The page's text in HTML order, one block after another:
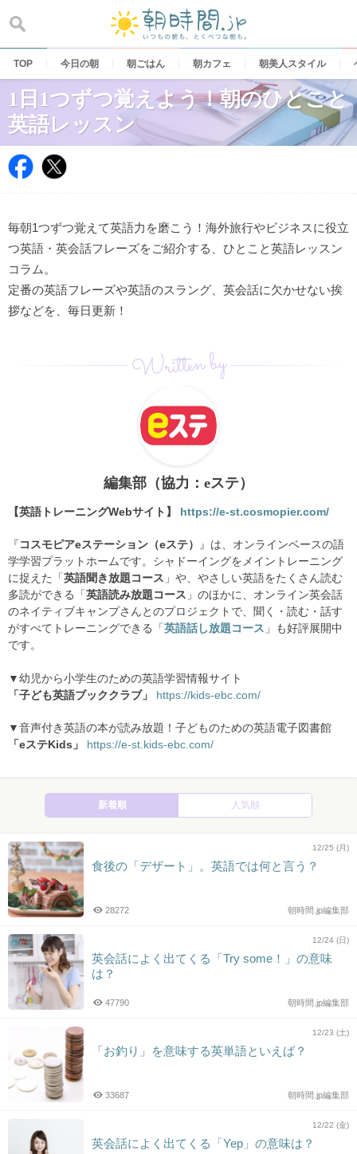
content
TOP 今日の朝 朝ごはん 朝カフェ 朝美人スタイル
1日1つずつ覚えよう！朝のひとこと
英語レッスン
毎朝1つずつ覚えて英語力を磨こう！海外旅行やビジネスに役立
つ英語・英会話フレーズをご紹介する、ひとこと英語レッスン
コラム。
定番の英語フレーズや英語のスラング、英会話に欠かせない挨
拶などを、毎日更新！
Written by
編集部（協力：eステ）
【英語トレーニングWebサイト】 https://e-st.cosmopier.com/
『 コスモピアeステーション（eステ）
』は、オンラインベースの語
学学習プラットホームです。シャドーイングをメイントレーニング
に捉えた「 英語聞き放題コース 」や、やさしい英語をたくさん読む
多読ができる「 英語読み放題コース 」のほかに、オンライン英会話
のネイティブキャンプさんとのプロジェクトで、聞く・読む・話す
がすべてトレーニングできる「 英語話し放題コース 」も好評展開中
です。
▼幼児から小学生のための英語学習情報サイト
「子ども英語ブッククラブ」 https://kids-ebc.com/
▼音声付き英語の本が読み放題！子どものための英語電子図書館
「eステKids」
https://e-st.kids-ebc.com/
新着順 人気順
12/25 (月)
食後の「デザート」。英語では何と言う？
朝時間.jp編集部
28272
12/24 (日)
英会話によく出てくる「Try some！」の意味
は？
朝時間.jp編集部
47790
12/23 (土)
「お釣り」を意味する英単語といえば？
朝時間.jp編集部
33687
12/22 (金)
英会話によく出てくる「Yep」の意味は？